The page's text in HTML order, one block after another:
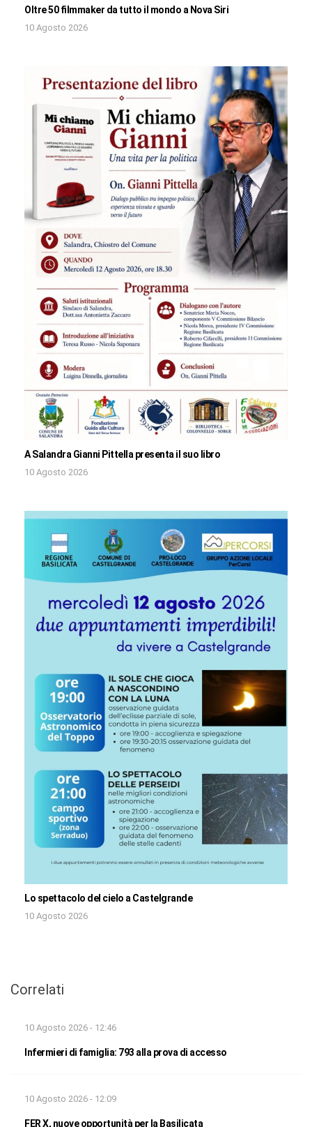
Oltre 50 filmmaker da tutto il mondo a Nova Siri
10 Agosto 2026
A Salandra Gianni Pittella presenta il suo libro
10 Agosto 2026
Lo spettacolo del cielo a Castelgrande
10 Agosto 2026
Correlati
10 Agosto 2026 - 12:46
Infermieri di famiglia: 793 alla prova di accesso
10 Agosto 2026 - 12:09
FER X, nuove opportunità per la Basilicata